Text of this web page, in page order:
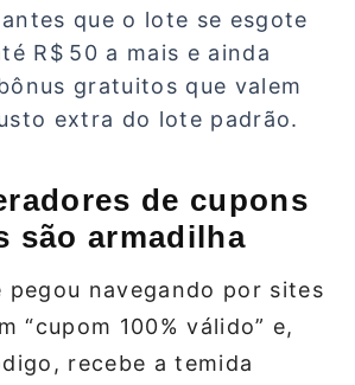
que o lote se esgote
R$ 50 a mais e ainda
gratuitos que valem
extra do lote padrão.
de cupons
são armadilha
pegou navegando por sites
“cupom 100% válido” e,
recebe a temida